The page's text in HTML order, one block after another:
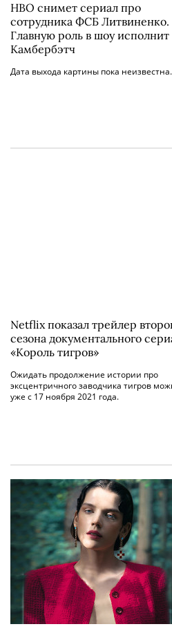
HBO снимет сериал про
сотрудника ФСБ Литвиненко.
Главную роль в шоу исполнит
Камбербэтч
Дата выхода картины пока неизвестна.
Netflix показал трейлер
сезона документального
«Король тигров»
Ожидать продолжение истории про
эксцентричного заводчика тигров
уже с 17 ноября 2021 года.